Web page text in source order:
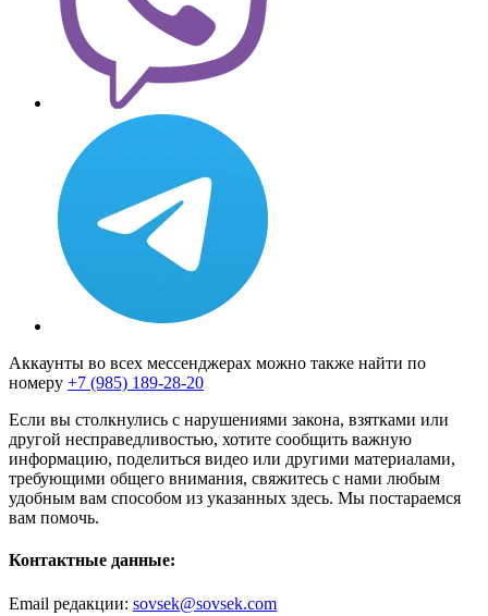
Аккаунты во всех мессенджерах можно также найти по
номеру +7 (985) 189-28-20
Если вы столкнулись с нарушениями закона, взятками или
другой несправедливостью, хотите сообщить важную
информацию, поделиться видео или другими материалами,
требующими общего внимания, свяжитесь с нами любым
удобным вам способом из указанных здесь. Мы постараемся
вам помочь.
Контактные данные:
Email редакции: sovsek@sovsek.com